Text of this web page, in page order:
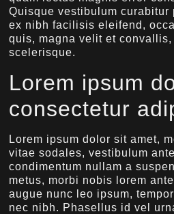
Quisque vestibulum curabitur
ex nibh facilisis eleifend,
quis, magna velit et
scelerisque.
Lorem ipsum
consectetur
Lorem ipsum dolor sit amet,
vitae sodales, vestibulum
condimentum nullam a
metus, morbi nobis lorem
augue nunc leo ipsum,
nec nibh. Phasellus id vel